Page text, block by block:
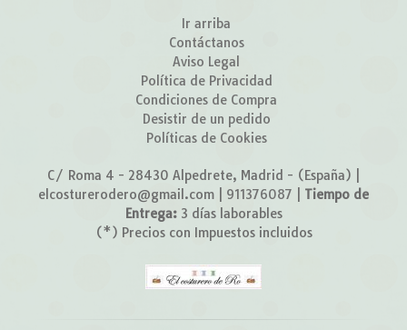
Ir arriba
Contáctanos
Aviso Legal
Política de Privacidad
Condiciones de Compra
Desistir de un pedido
Políticas de Cookies
C/ Roma 4 - 28430 Alpedrete, Madrid - (España) |
elcosturerodero@gmail.com | 911376087
Tiempo de
Entrega: 3 días laborables
(*) Precios con Impuestos incluidos